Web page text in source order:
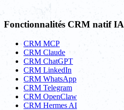
Fonctionnalités CRM natif IA
CRM MCP
CRM Claude
CRM ChatGPT
CRM LinkedIn
CRM WhatsApp
CRM Telegram
CRM OpenClaw
CRM Hermes AI